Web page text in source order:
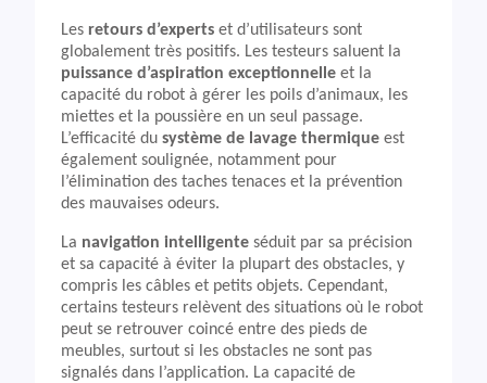
Les retours d’experts et d’utilisateurs sont
globalement très positifs. Les testeurs saluent la
puissance d’aspiration exceptionnelle et la
capacité du robot à gérer les poils d’animaux, les
miettes et la poussière en un seul passage.
L’efficacité du système de lavage thermique est
également soulignée, notamment pour
l’élimination des taches tenaces et la prévention
des mauvaises odeurs.
La navigation intelligente séduit par sa précision
et sa capacité à éviter la plupart des obstacles, y
compris les câbles et petits objets. Cependant,
certains testeurs relèvent des situations où le robot
peut se retrouver coincé entre des pieds de
meubles, surtout si les obstacles ne sont pas
signalés dans l’application. La capacité de